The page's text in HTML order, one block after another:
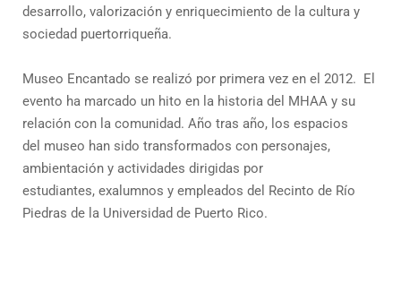
desarrollo, valorización y enriquecimiento de la cultura y
sociedad puertorriqueña.
Museo Encantado se realizó por primera vez en el 2012. El
evento ha marcado un hito en la historia del MHAA y su
relación con la comunidad. Año tras año, los espacios
del museo han sido transformados con personajes,
ambientación y actividades dirigidas por
estudiantes, exalumnos y empleados del Recinto de Río
Piedras de la Universidad de Puerto Rico.